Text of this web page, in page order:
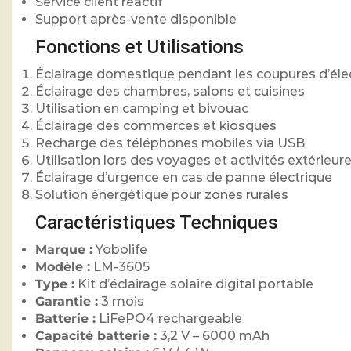
Support après-vente disponible
Fonctions et Utilisations
Éclairage domestique pendant les coupures
Éclairage des chambres, salons et cuisines
Utilisation en camping et bivouac
Éclairage des commerces et kiosques
Recharge des téléphones mobiles via USB
Utilisation lors des voyages et activités
Éclairage d’urgence en cas de panne électrique
Solution énergétique pour zones rurales
Caractéristiques Techniques
Marque :Yobolife
Modèle : LM-3605
Type : Kit d’éclairage solaire digital portable
Garantie : 3 mois
Batterie : LiFePO4 rechargeable
Capacité batterie : 3,2 V – 6000 mAh